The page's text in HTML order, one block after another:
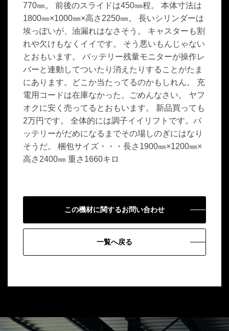
770㎜。 前後のスライドは450㎜程。 本体寸法は
1800㎜×1000㎜×高さ2250㎜。 長いシリンダーは
埃っぽいが、油漏れはなさそう。 キャスターも割
れや欠けもなくイイです。 そう悪いもんじゃない
とおもいます。 バッテリー残量モニターが操作レ
バーと連動してついたり消えたりすることがたま
にあります。どこか当たってるのかもしれん。 充
電用コードは在庫なかった。ごめんなさい。 ヤフ
オクに安く売ってるとおもいます。 新品買っても
2万円です。 全体的には調子イイリフトです。バ
ッテリーがだめになるまでその場しのぎにはなり
そうだ。 梱包サイズ・・・長さ1900㎜×1200㎜×
高さ2400㎜ 重さ1660キロ
この機材に関するお問い合わせ
一覧へ戻る